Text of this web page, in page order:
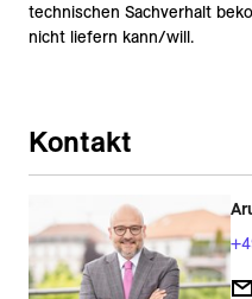
technischen Sachverhalt
nicht liefern kann/will.
Kontakt